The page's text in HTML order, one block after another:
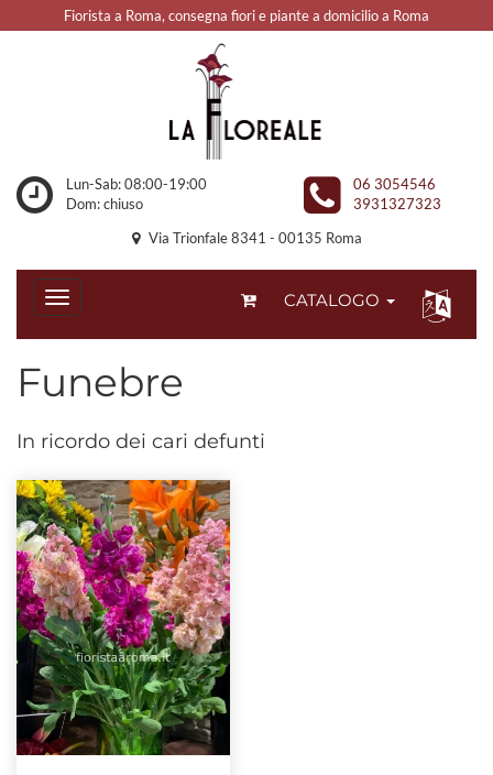
Fiorista a Roma, consegna fiori e piante a domicilio a Roma
Lun-Sab: 08:00-19:00
Dom: chiuso
06 3054546
3931327323
Via Trionfale 8341 - 00135 Roma
CATALOGO
Funebre
In ricordo dei cari defunti